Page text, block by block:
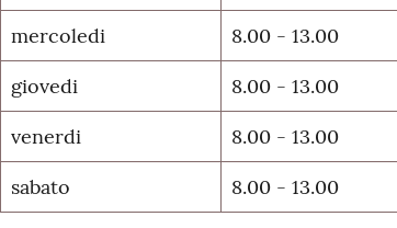
mercoledi
8.00 - 13.00
giovedi
8.00 - 13.00
venerdi
8.00 - 13.00
sabato
8.00 - 13.00